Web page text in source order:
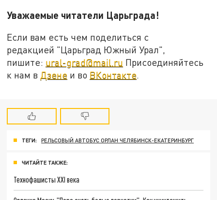
Уважаемые читатели Царьграда!
Если вам есть чем поделиться с
редакцией "Царьград Южный Урал",
пишите: ural-grad@mail.ru Присоединяйтесь
к нам в Дзене и во ВКонтакте.
ТЕГИ: РЕЛЬСОВЫЙ АВТОБУС ОРЛАН ЧЕЛЯБИНСК-ЕКАТЕРИНБУРГ
ЧИТАЙТЕ ТАКЖЕ:
Технофашисты XXI века